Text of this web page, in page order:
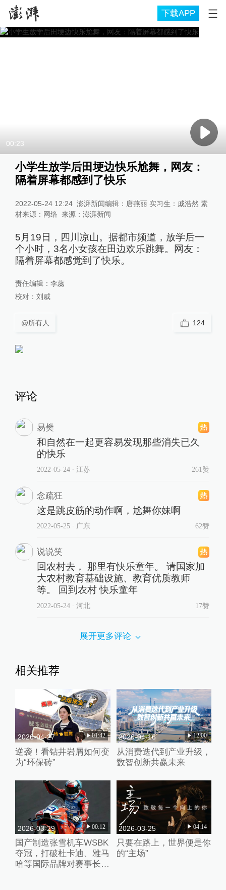
下载APP
00:23
小学生放学后田埂边快乐尬舞，网友：
隔着屏幕都感到了快乐
2022-05-24 12:24 澎湃新闻编辑：唐燕丽 实习生：戚浩然 素
材来源：网络 来源： 澎湃新闻
5月19日，四川凉山。据都市频道，放学后一
个小时，3名小女孩在田边欢乐跳舞。网友：
隔着屏幕都感觉到了快乐。
责任编辑： 李蕊
校对： 刘威
@所有人 124
评论
易樊
和自然在一起更容易发现那些消失已久
的快乐
2022-05-24∙ 江苏 261赞
念疏狂
这是跳皮筋的动作啊，尬舞你妹啊
2022-05-25∙ 广东 62赞
说说笑
回农村去， 那里有快乐童年。 请国家加
大农村教育基础设施、教育优质教师
等。 回到农村 快乐童年
2022-05-24∙ 河北 17赞
展开更多评论
相关推荐
2026-04-27 01:42
逆袭！看钻井岩屑如何变
为“环保砖”
2026-04-16 12:00
从消费迭代到产业升级，
数智创新共赢未来
2026-03-29 00:12
国产制造张雪机车WSBK
夺冠，打破杜卡迪、雅马
哈等国际品牌对赛事长期
2026-03-25 04:14
只要在路上，世界便是你
的“主场”